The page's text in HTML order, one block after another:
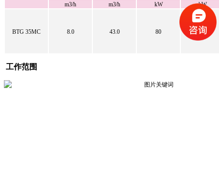
m3/h
m3/h kW kW
BTG 35MC 8.0 43.0 80 410
工作范围